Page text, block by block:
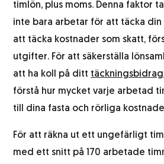
timlön, plus moms. Denna faktor
inte bara arbetar för att täcka din
att täcka kostnader som skatt,
utgifter. För att säkerställa
att ha koll på ditt täckningsbidrag
förstå hur mycket varje arbetad
till dina fasta och rörliga
För att räkna ut ett ungefärligt
med ett snitt på 170 arbetade